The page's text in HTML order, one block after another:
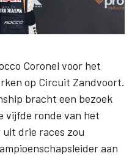
Coronel voor het
op Circuit Zandvoort.
bracht een bezoek
vijfde ronde van het
drie races zou
aan